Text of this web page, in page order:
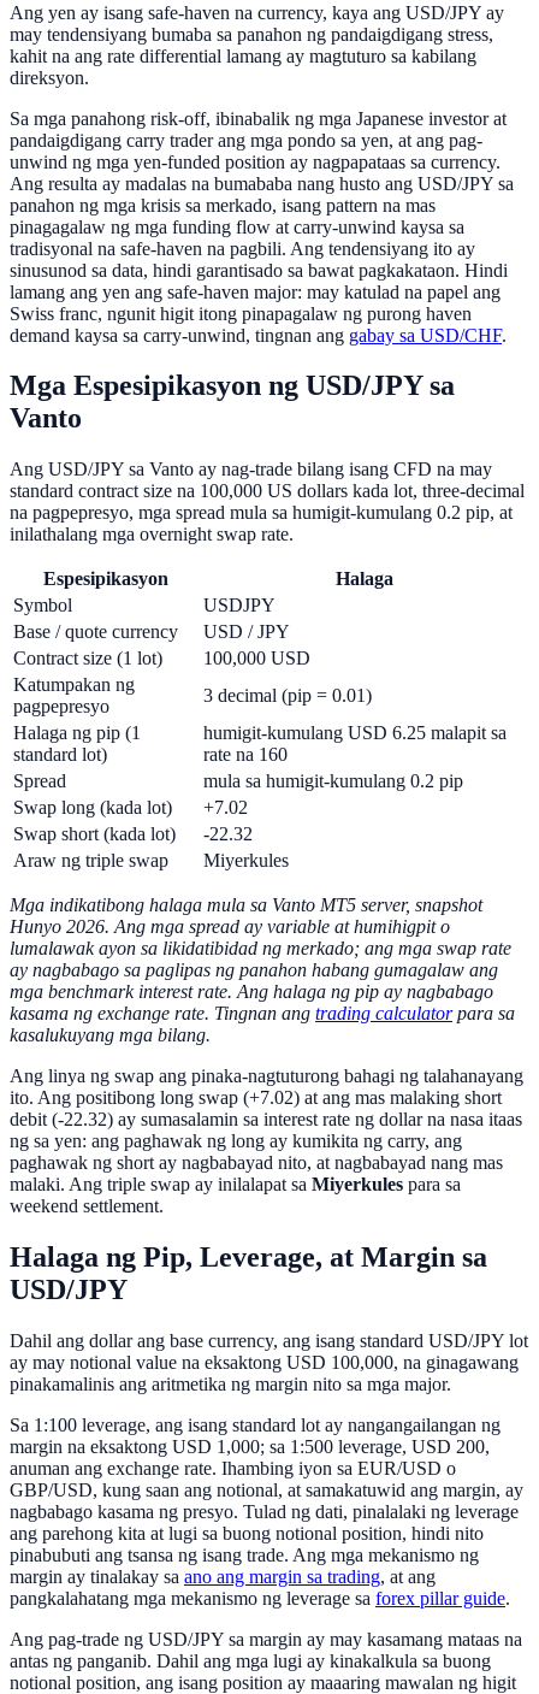
Ang yen ay isang safe-haven na currency, kaya ang USD/JPY ay
may tendensiyang bumaba sa panahon ng pandaigdigang stress,
kahit na ang rate differential lamang ay magtuturo sa kabilang
direksyon.
Sa mga panahong risk-off, ibinabalik ng mga Japanese investor at
pandaigdigang carry trader ang mga pondo sa yen, at ang pag-
unwind ng mga yen-funded position ay nagpapataas sa currency.
Ang resulta ay madalas na bumababa nang husto ang USD/JPY sa
panahon ng mga krisis sa merkado, isang pattern na mas
pinagagalaw ng mga funding flow at carry-unwind kaysa sa
tradisyonal na safe-haven na pagbili. Ang tendensiyang ito ay
sinusunod sa data, hindi garantisado sa bawat pagkakataon. Hindi
lamang ang yen ang safe-haven major: may katulad na papel ang
Swiss franc, ngunit higit itong pinapagalaw ng purong haven
demand kaysa sa carry-unwind, tingnan ang gabay sa USD/CHF.
Mga Espesipikasyon ng USD/JPY sa
Vanto
Ang USD/JPY sa Vanto ay nag-trade bilang isang CFD na may
standard contract size na 100,000 US dollars kada lot, three-decimal
na pagpepresyo, mga spread mula sa humigit-kumulang 0.2 pip, at
inilathalang mga overnight swap rate.
Espesipikasyon
Halaga
Symbol
USDJPY
Base / quote currency
USD / JPY
Contract size (1 lot)
100,000 USD
Katumpakan ng
pagpepresyo
3 decimal (pip = 0.01)
Halaga ng pip (1
standard lot)
humigit-kumulang USD 6.25 malapit sa
rate na 160
Spread
mula sa humigit-kumulang 0.2 pip
Swap long (kada lot)
+7.02
Swap short (kada lot)
-22.32
Araw ng triple swap
Miyerkules
Mga indikatibong halaga mula sa Vanto MT5 server, snapshot
Hunyo 2026. Ang mga spread ay variable at humihigpit o
lumalawak ayon sa likidatibidad ng merkado; ang mga swap rate
ay nagbabago sa paglipas ng panahon habang gumagalaw ang
mga benchmark interest rate. Ang halaga ng pip ay nagbabago
kasama ng exchange rate. Tingnan ang trading calculatorpara sa
kasalukuyang mga bilang.
Ang linya ng swap ang pinaka-nagtuturong bahagi ng talahanayang
ito. Ang positibong long swap (+7.02) at ang mas malaking short
debit (-22.32) ay sumasalamin sa interest rate ng dollar na nasa itaas
ng sa yen: ang paghawak ng long ay kumikita ng carry, ang
paghawak ng short ay nagbabayad nito, at nagbabayad nang mas
malaki. Ang triple swap ay inilalapat sa Miyerkules para sa
weekend settlement.
Halaga ng Pip, Leverage, at Margin sa
USD/JPY
Dahil ang dollar ang base currency, ang isang standard USD/JPY lot
ay may notional value na eksaktong USD 100,000, na ginagawang
pinakamalinis ang aritmetika ng margin nito sa mga major.
Sa 1:100 leverage, ang isang standard lot ay nangangailangan ng
margin na eksaktong USD 1,000; sa 1:500 leverage, USD 200,
anuman ang exchange rate. Ihambing iyon sa EUR/USD o
GBP/USD, kung saan ang notional, at samakatuwid ang margin, ay
nagbabago kasama ng presyo. Tulad ng dati, pinalalaki ng leverage
ang parehong kita at lugi sa buong notional position, hindi nito
pinabubuti ang tsansa ng isang trade. Ang mga mekanismo ng
margin ay tinalakay sa ano ang margin sa trading, at ang
pangkalahatang mga mekanismo ng leverage sa forex pillar guide.
Ang pag-trade ng USD/JPY sa margin ay may kasamang mataas na
antas ng panganib. Dahil ang mga lugi ay kinakalkula sa buong
notional position, ang isang position ay maaaring mawalan ng higit